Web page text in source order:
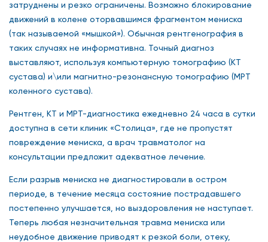
затруднены и резко ограничены. Возможно блокирование
движений в колене оторвавшимся фрагментом мениска
(так называемой «мышкой»). Обычная рентгенография в
таких случаях не информативна. Точный диагноз
выставляют, используя компьютерную томографию (КТ
сустава) и\или магнитно-резонансную томографию (МРТ
коленного сустава).
Рентген, КТ и МРТ-диагностика ежедневно 24 часа в сутки
доступна в сети клиник «Столица», где не пропустят
повреждение мениска, а врач травматолог на
консультации предложит адекватное лечение.
Если разрыв мениска не диагностировали в остром
периоде, в течение месяца состояние пострадавшего
постепенно улучшается, но выздоровления не наступает.
Теперь любая незначительная травма мениска или
неудобное движение приводят к резкой боли, отеку,